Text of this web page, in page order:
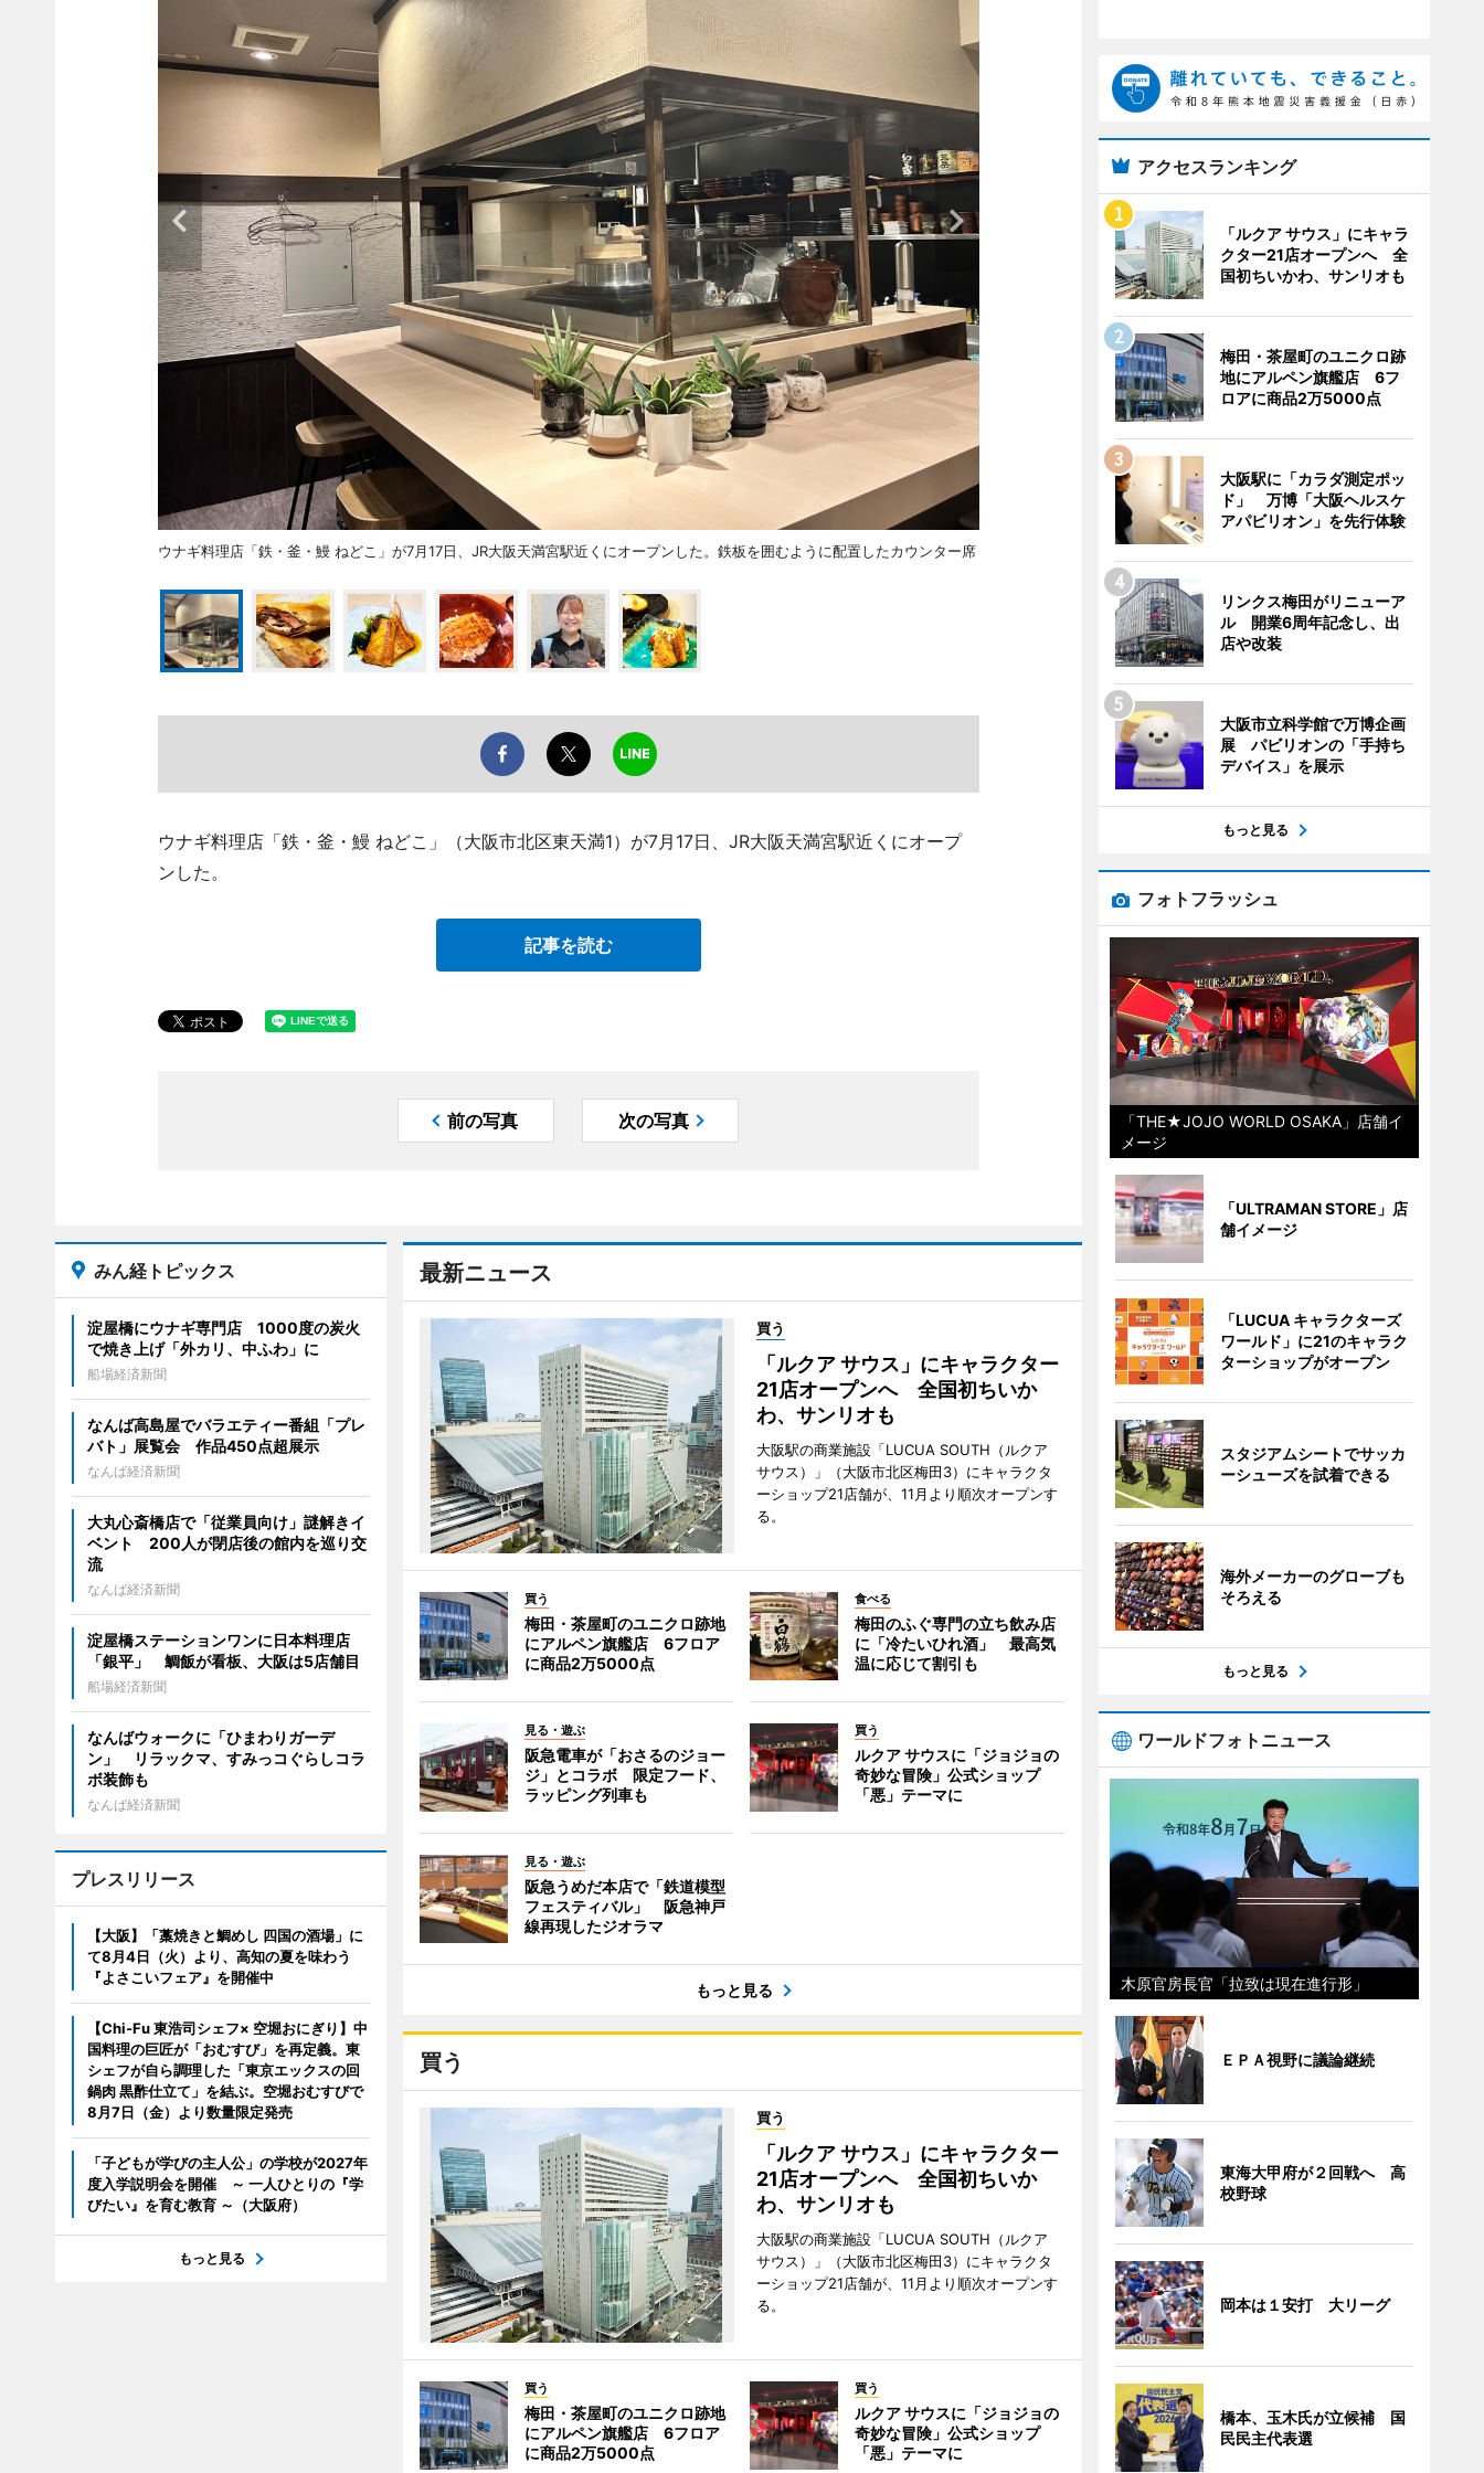
ウナギ料理店「鉄・釜・鰻 ねどこ」が7月17日、JR大阪天満宮駅近くにオープンした。鉄板を囲むように配置したカウンター席
ウナギ料理店「鉄・釜・鰻 ねどこ」（大阪市北区東天満1）が7月17日、JR大阪天満宮駅近くにオープ
ンした。
記事を読む
前の写真 次の写真
最新ニュース
買う
「ルクア サウス」にキャラクター
21店オープンへ 全国初ちいか
わ、サンリオも
大阪駅の商業施設「LUCUA SOUTH（ルクア
サウス）」（大阪市北区梅田3）にキャラクタ
ーショップ21店舗が、11月より順次オープンす
る。
買う
梅田・茶屋町のユニクロ跡地
にアルペン旗艦店 6フロア
に商品2万5000点
食べる
梅田のふぐ専門の立ち飲み店
に「冷たいひれ酒」 最高気
温に応じて割引も
見る・遊ぶ
阪急電車が「おさるのジョー
ジ」とコラボ 限定フード、
ラッピング列車も
買う
ルクア サウスに「ジョジョの
奇妙な冒険」公式ショップ
「悪」テーマに
見る・遊ぶ
阪急うめだ本店で「鉄道模型
フェスティバル」 阪急神戸
線再現したジオラマ
もっと見る
買う
買う
「ルクア サウス」にキャラクター
21店オープンへ 全国初ちいか
わ、サンリオも
大阪駅の商業施設「LUCUA SOUTH（ルクア
サウス）」（大阪市北区梅田3）にキャラクタ
ーショップ21店舗が、11月より順次オープンす
る。
買う
梅田・茶屋町のユニクロ跡地
にアルペン旗艦店 6フロア
に商品2万5000点
買う
ルクア サウスに「ジョジョの
奇妙な冒険」公式ショップ
「悪」テーマに
みん経トピックス
淀屋橋にウナギ専門店 1000度の炭火
で焼き上げ「外カリ、中ふわ」に
船場経済新聞
なんば高島屋でバラエティー番組「プレ
バト」展覧会 作品450点超展示
なんば経済新聞
大丸心斎橋店で「従業員向け」謎解きイ
ベント 200人が閉店後の館内を巡り交
流
なんば経済新聞
淀屋橋ステーションワンに日本料理店
「銀平」 鯛飯が看板、大阪は5店舗目
船場経済新聞
なんばウォークに「ひまわりガーデ
ン」 リラックマ、すみっコぐらしコラ
ボ装飾も
なんば経済新聞
プレスリリース
【大阪】「藁焼きと鯛めし 四国の酒場」に
て8月4日（火）より、高知の夏を味わう
『よさこいフェア』を開催中
【Chi-Fu 東浩司シェフ× 空堀おにぎり】中
国料理の巨匠が「おむすび」を再定義。東
シェフが自ら調理した「東京エックスの回
鍋肉 黒酢仕立て」を結ぶ。空堀おむすびで
8月7日（金）より数量限定発売
「子どもが学びの主人公」の学校が2027年
度入学説明会を開催 ～ 一人ひとりの『学
びたい』を育む教育 ～（大阪府）
もっと見る
アクセスランキング
「ルクア サウス」にキャラ
クター21店オープンへ 全
国初ちいかわ、サンリオも
梅田・茶屋町のユニクロ跡
地にアルペン旗艦店 6フ
ロアに商品2万5000点
大阪駅に「カラダ測定ポッ
ド」 万博「大阪ヘルスケ
アパビリオン」を先行体験
リンクス梅田がリニューア
ル 開業6周年記念し、出
店や改装
大阪市立科学館で万博企画
展 パビリオンの「手持ち
デバイス」を展示
もっと見る
フォトフラッシュ
「THE★JOJO WORLD OSAKA」店舗イ
メージ
「ULTRAMAN STORE」店
舗イメージ
「LUCUA キャラクターズ
ワールド」に21のキャラク
ターショップがオープン
スタジアムシートでサッカ
ーシューズを試着できる
海外メーカーのグローブも
そろえる
もっと見る
ワールドフォトニュース
木原官房長官「拉致は現在進行形」
ＥＰＡ視野に議論継続
東海大甲府が２回戦へ 高
校野球
岡本は１安打 大リーグ
橋本、玉木氏が立候補 国
民民主代表選